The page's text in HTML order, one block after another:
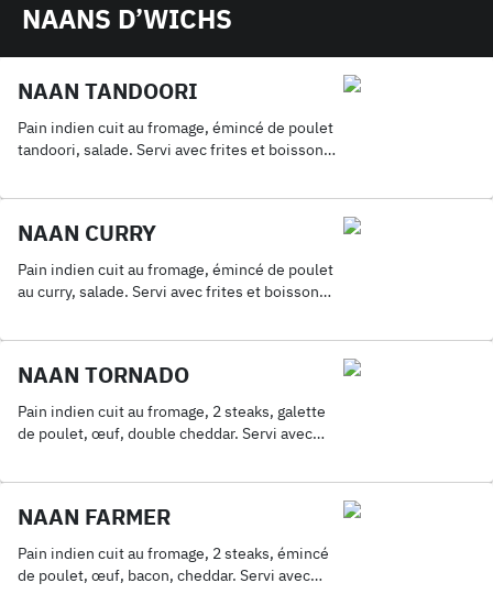
NAANS D’WICHS
NAAN TANDOORI
Pain indien cuit au fromage, émincé de poulet
tandoori, salade. Servi avec frites et boisson
NAAN CURRY
Pain indien cuit au fromage, émincé de poulet
au curry, salade. Servi avec frites et boisson
NAAN TORNADO
Pain indien cuit au fromage, 2 steaks, galette
de poulet, œuf, double cheddar. Servi avec
NAAN FARMER
Pain indien cuit au fromage, 2 steaks, émincé
de poulet, œuf, bacon, cheddar. Servi avec